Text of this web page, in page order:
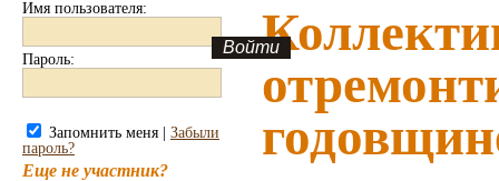
Имя пользователя:
Пароль:
Запомнить меня | Забыли
пароль?
Еще не участник?